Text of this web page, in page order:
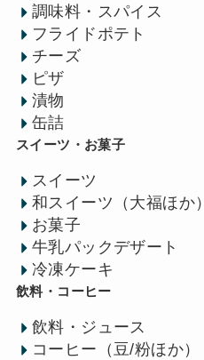
調味料・スパイス
フライドポテト
チーズ
ピザ
漬物
缶詰
スイーツ・お菓子
スイーツ
和スイーツ（大福ほか）
お菓子
牛乳パックデザート
冷凍ケーキ
飲料・コーヒー
飲料・ジュース
コーヒー（豆/粉ほか）